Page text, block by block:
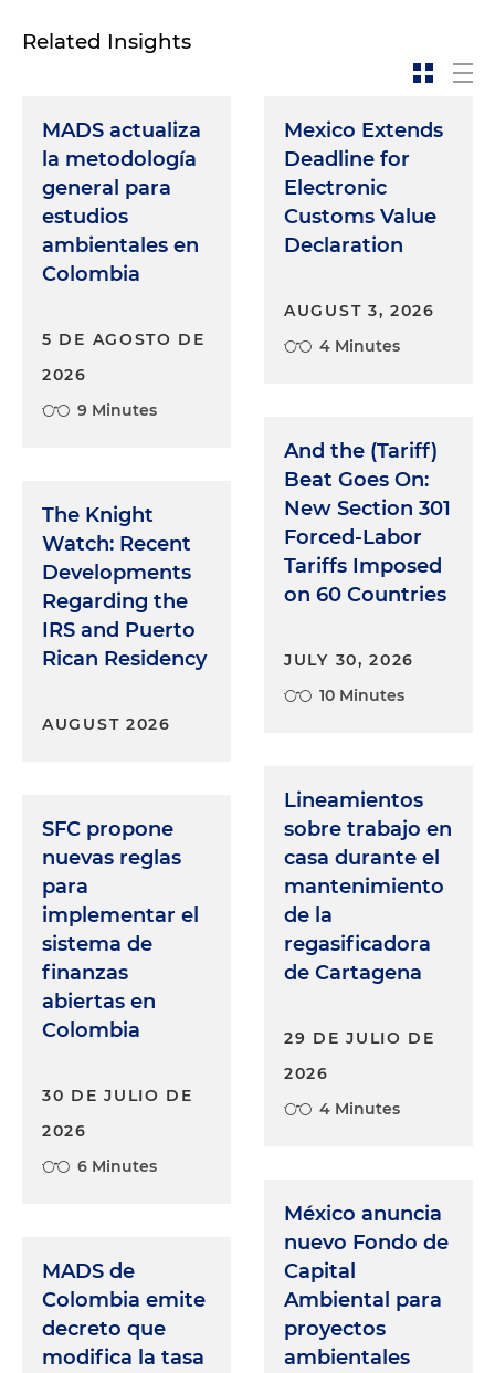
Related Insights
MADS actualiza
la metodología
general para
estudios
ambientales en
Colombia
5 DE AGOSTO DE
2026
9 Minutes
The Knight
Watch: Recent
Developments
Regarding the
IRS and Puerto
Rican Residency
AUGUST 2026
SFC propone
nuevas reglas
para
implementar el
sistema de
finanzas
abiertas en
Colombia
30 DE JULIO DE
2026
6 Minutes
MADS de
Colombia emite
decreto que
modifica la tasa
Mexico Extends
Deadline for
Electronic
Customs Value
Declaration
AUGUST 3, 2026
4 Minutes
And the (Tariff)
Beat Goes On:
New Section 301
Forced-Labor
Tariffs Imposed
on 60 Countries
JULY 30, 2026
10 Minutes
Lineamientos
sobre trabajo en
casa durante el
mantenimiento
de la
regasificadora
de Cartagena
29 DE JULIO DE
2026
4 Minutes
México anuncia
nuevo Fondo de
Capital
Ambiental para
proyectos
ambientales